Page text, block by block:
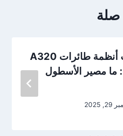
إيرباص تبدأ تحديث أنظمة طائرات A320
ما مصير الأسطول
2025